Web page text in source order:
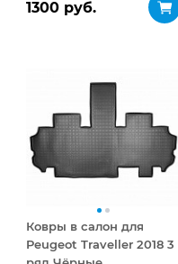
1300 руб.
Ковры в салон для
Peugeot Traveller 2018 3